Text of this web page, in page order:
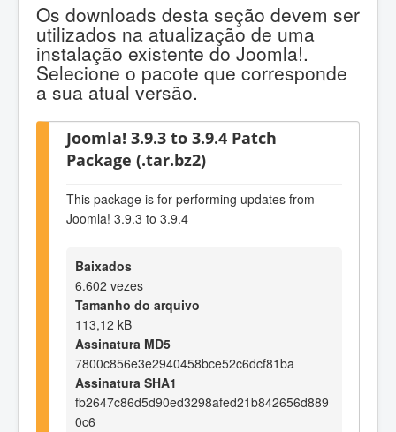
Os downloads desta seção devem ser
utilizados na atualização de uma
instalação existente do Joomla!.
Selecione o pacote que corresponde
a sua atual versão.
Joomla! 3.9.3 to 3.9.4 Patch
Package (.tar.bz2)
This package is for performing updates from
Joomla! 3.9.3 to 3.9.4
Baixados
6.602 vezes
Tamanho do arquivo
113,12 kB
Assinatura MD5
7800c856e3e2940458bce52c6dcf81ba
Assinatura SHA1
fb2647c86d5d90ed3298afed21b842656d889
0c6